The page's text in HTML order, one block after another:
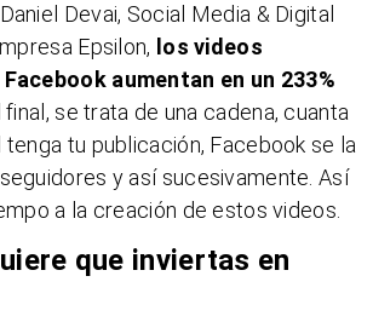
Devai, Social Media & Digital
Epsilon, los videos
aumentan en un 233%
final, se trata de una cadena, cuanta
tu publicación, Facebook se la
y así sucesivamente. Así
a la creación de estos videos.
que inviertas en